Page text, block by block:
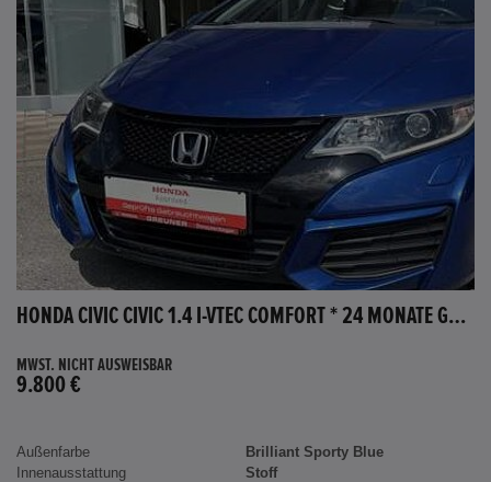
HONDA CIVIC CIVIC 1.4 I-VTEC COMFORT * 24 MONATE GARANTIE *
MWST. NICHT AUSWEISBAR
9.800 €
Außenfarbe
Brilliant Sporty Blue
Innenausstattung
Stoff